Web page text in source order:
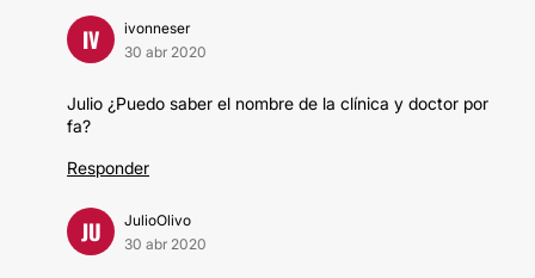
IV
ivonneser
30 abr 2020
Julio ¿Puedo saber el nombre de la clínica y doctor por
fa?
Responder
JU
JulioOlivo
30 abr 2020